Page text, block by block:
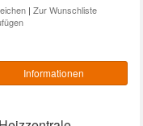
| Zur Wunschliste
Informationen